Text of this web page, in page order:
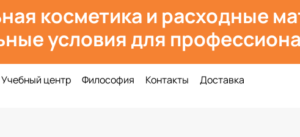
косметика и расходные
условия для
Учебный центр Философия Контакты Доставка